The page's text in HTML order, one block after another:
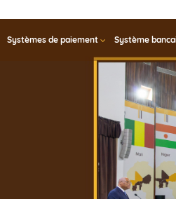
Systèmes de paiement Système